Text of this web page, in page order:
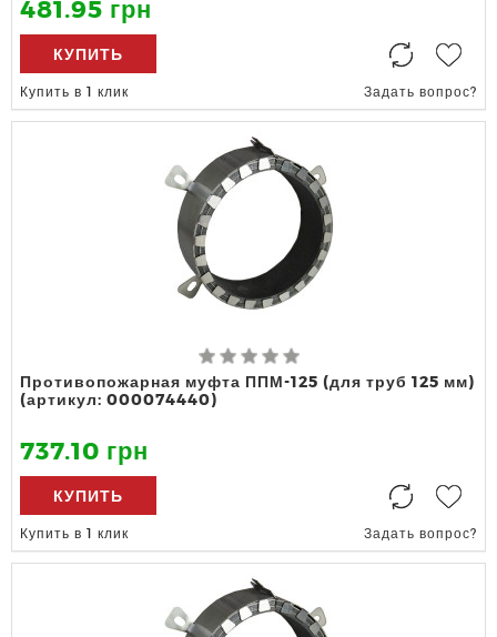
481.95 грн
КУПИТЬ
Купить в 1 клик Задать вопрос?
Противопожарная муфта ППМ-125 (для труб 125 мм)
(артикул: 000074440)
737.10 грн
КУПИТЬ
Купить в 1 клик Задать вопрос?